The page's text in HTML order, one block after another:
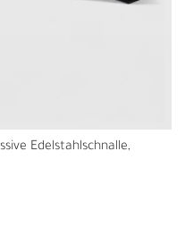
Edelstahlschnalle,